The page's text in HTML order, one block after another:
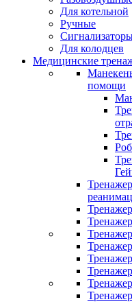
Для котельной
Ручные
Для колодцев
Медицинские
помощи